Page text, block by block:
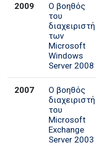
2009
Ο βοηθός
του
διαχειριστή
των
Microsoft
Windows
Server 2008
2007
Ο βοηθός
διαχειριστή
του
Microsoft
Exchange
Server 2003